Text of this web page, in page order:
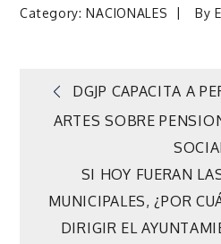
Category:NACIONALES By
entradas
DGJP CAPACITA A
ARTES SOBRE
SI HOY FUERAN
MUNICIPALES, ¿POR
DIRIGIR EL